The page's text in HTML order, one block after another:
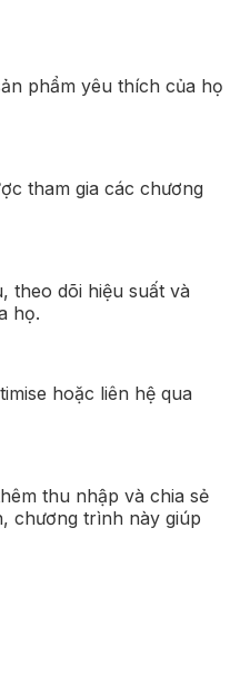
phẩm yêu thích của họ
tham gia các chương
theo dõi hiệu suất và
họ.
hoặc liên hệ qua
thu nhập và chia sẻ
chương trình này giúp